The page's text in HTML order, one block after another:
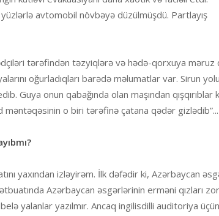
avtomobil növbəyə düzülmüşdü. Partlayış
tərəfindən təzyiqlərə və hədə-qorxuya məruz
oğurladıqları barədə məlumatlar var. Sirun
Guya onun qabağında olan maşından qışqırıblar
məntəqəsinin o biri tərəfinə çatana qədər gizlədib”...
yaxından izləyirəm. İlk dəfədir ki, Azərbaycan
Azərbaycan əsgərlərinin erməni qızları
yalanlar yazılmır. Ancaq ingilisdilli auditoriya